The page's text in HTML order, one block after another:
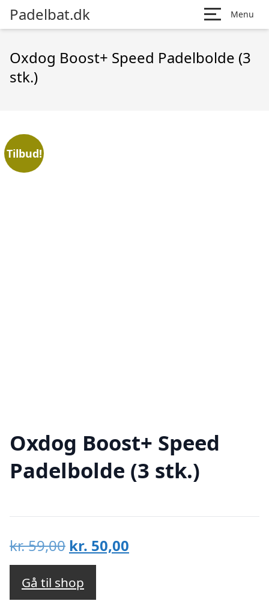
Padelbat.dk Menu
Oxdog Boost+ Speed Padelbolde (3
stk.)
Tilbud!
Oxdog Boost+ Speed
Padelbolde (3 stk.)
kr.59,00 Den
oprindelige
pris
kr. 50,00
Gå til shop